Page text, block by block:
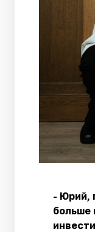
- Юрий,
больше